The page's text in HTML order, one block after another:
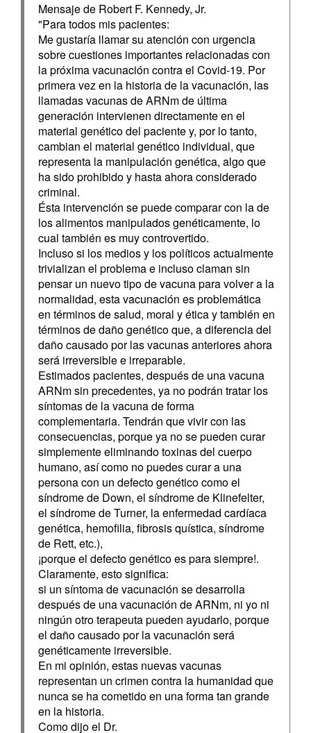
Mensaje de Robert F. Kennedy, Jr.
"Para todos mis pacientes:
Me gustaría llamar su atención con urgencia
sobre cuestiones importantes relacionadas con
la próxima vacunación contra el Covid-19. Por
primera vez en la historia de la vacunación, las
llamadas vacunas de ARNm de última
generación intervienen directamente en el
material genético del paciente y, por lo tanto,
cambian el material genético individual, que
representa la manipulación genética, algo que
ha sido prohibido y hasta ahora considerado
criminal.
Ésta intervención se puede comparar con la de
los alimentos manipulados genéticamente, lo
cual también es muy controvertido.
Incluso si los medios y los políticos actualmente
trivializan el problema e incluso claman sin
pensar un nuevo tipo de vacuna para volver a la
normalidad, esta vacunación es problemática
en términos de salud, moral y ética y también en
términos de daño genético que, a diferencia del
daño causado por las vacunas anteriores ahora
será irreversible e irreparable.
Estimados pacientes, después de una vacuna
ARNm sin precedentes, ya no podrán tratar los
síntomas de la vacuna de forma
complementaria. Tendrán que vivir con las
consecuencias, porque ya no se pueden curar
simplemente eliminando toxinas del cuerpo
humano, así como no puedes curar a una
persona con un defecto genético como el
síndrome de Down, el síndrome de Klinefelter,
el síndrome de Turner, la enfermedad cardíaca
genética, hemofilia, fibrosis quística, síndrome
de Rett, etc.),
¡porque el defecto genético es para siempre!.
Claramente, esto significa:
si un síntoma de vacunación se desarrolla
después de una vacunación de ARNm, ni yo ni
ningún otro terapeuta pueden ayudarlo, porque
el daño causado por la vacunación será
genéticamente irreversible.
En mi opinión, estas nuevas vacunas
representan un crimen contra la humanidad que
nunca se ha cometido en una forma tan grande
en la historia.
Como dijo el Dr.